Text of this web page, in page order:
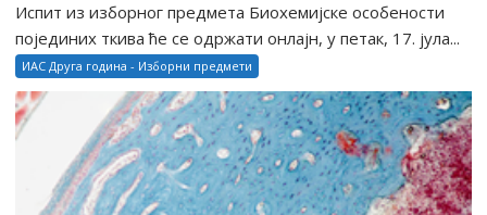
Испит из изборног предмета Биохемијске особености
појединих ткива ће се одржати онлајн, у петак, 17. јула...
ИАС Друга година - Изборни предмети